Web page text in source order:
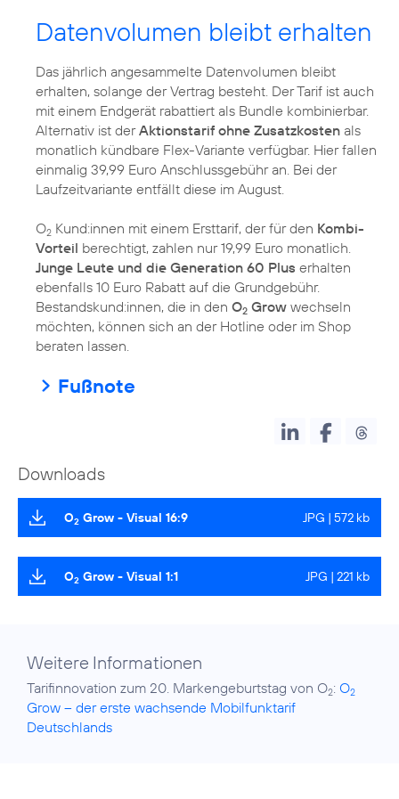
Datenvolumen bleibt erhalten
Das jährlich angesammelte Datenvolumen bleibt
erhalten, solange der Vertrag besteht. Der Tarif ist auch
mit einem Endgerät rabattiert als Bundle kombinierbar.
Alternativ ist derAktionstarif ohne Zusatzkosten als
monatlich kündbare Flex-Variante verfügbar. Hier fallen
einmalig 39,99 Euro Anschlussgebühr an. Bei der
Laufzeitvariante entfällt diese im August.
O2 Kund:innen mit einem Ersttarif, der für den Kombi-
Vorteil berechtigt, zahlen nur 19,99 Euro monatlich.
Junge Leute und die Generation 60 Plus erhalten
ebenfalls 10 Euro Rabatt auf die Grundgebühr.
Bestandskund:innen, die in den O2 Grow wechseln
möchten, können sich an der Hotline oder im Shop
beraten lassen.
Fußnote
Downloads
O2 Grow - Visual 16:9 JPG | 572 kb
O2 Grow - Visual 1:1 JPG | 221 kb
Weitere Informationen
Tarifinnovation zum 20. Markengeburtstag von O2: O2
Grow – der erste wachsende Mobilfunktarif
Deutschlands